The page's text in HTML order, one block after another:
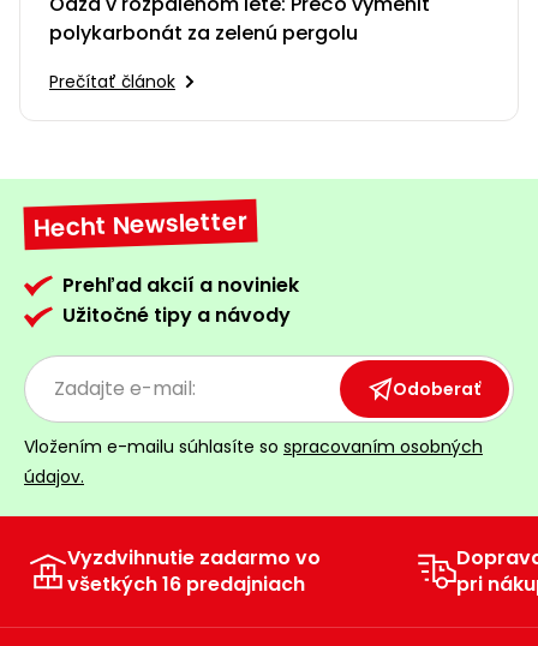
polykarbonát za zelenú pergolu
Prečítať článok
Hecht Newsletter
Prehľad akcií a noviniek
Užitočné tipy a návody
Odoberať
Vložením e-mailu súhlasíte so spracovaním osobných
údajov.
Vyzdvihnutie zadarmo vo
všetkých 16 predajniach
pri